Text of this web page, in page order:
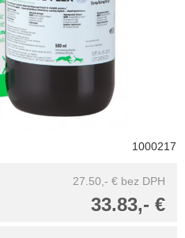
1000217
27.50,- € bez DPH
33.83,- €